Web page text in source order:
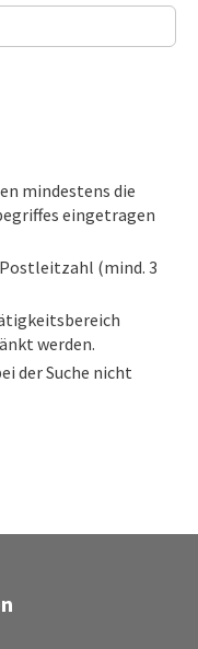
mindestens die
eingetragen
(mind. 3
werden.
der Suche nicht